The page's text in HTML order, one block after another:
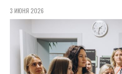
3 ИЮНЯ 2026